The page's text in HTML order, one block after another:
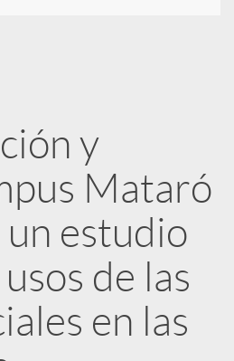
y
Mataró
estudio
de las
en las